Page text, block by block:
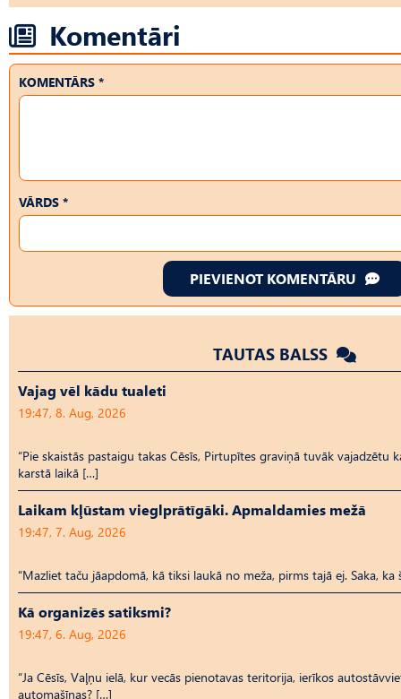
Komentāri
KOMENTĀRS *
VĀRDS *
PIEVIENOT KOMENTĀRU
TAUTAS BALSS
Vajag vēl kādu tualeti
19:47, 8. Aug, 2026
“Pie skaistās pastaigu takas Cēsīs, Pirtupītes graviņā tuvāk vajadzētu
karstā laikā […]
Laikam kļūstam vieglprātīgāki. Apmaldamies mežā
19:47, 7. Aug, 2026
“Mazliet taču jāapdomā, kā tiksi laukā no meža, pirms tajā ej. Saka,
Kā organizēs satiksmi?
19:47, 6. Aug, 2026
“Ja Cēsīs, Vaļņu ielā, kur vecās pienotavas teritorija, ierīkos
automašīnas? […]